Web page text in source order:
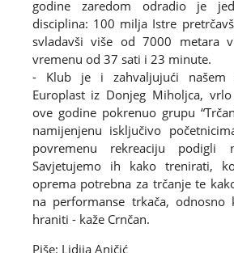
godine zaredom odradio je
disciplina: 100 milja Istre
svladavši više od 7000 metara
vremenu od 37 sati i 23 minute.
- Klub je i zahvaljujući našem
Europlast iz Donjeg Miholjca,
ove godine pokrenuo grupu
namijenjenu isključivo
povremenu rekreaciju podigli
Savjetujemo ih kako trenirati,
oprema potrebna za trčanje te
na performanse trkača, odnosno
hraniti - kaže Crnčan.
Piše: Lidija Aničić